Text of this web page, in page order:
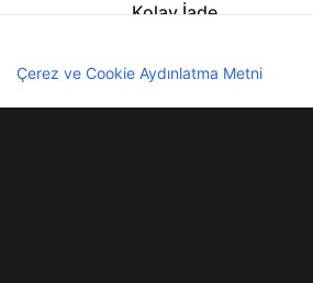
Kolay İade
Yedek Parçalar
Çerez ve Cookie Aydınlatma Metni